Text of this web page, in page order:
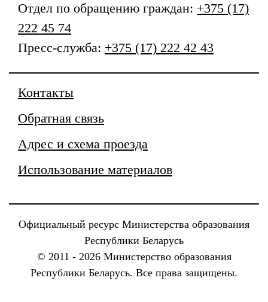
Отдел по обращению граждан: +375 (17)
222 45 74
Пресс-служба: +375 (17) 222 42 43
Контакты
Обратная связь
Адрес и схема проезда
Использование материалов
Официальный ресурс Министерства образования
Республики Беларусь
© 2011 - 2026 Министерство образования
Республики Беларусь. Все права защищены.